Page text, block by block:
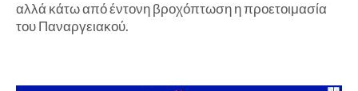
αλλά κάτω από έντονη βροχόπτωση η προετοιμασία
του Παναργειακού.